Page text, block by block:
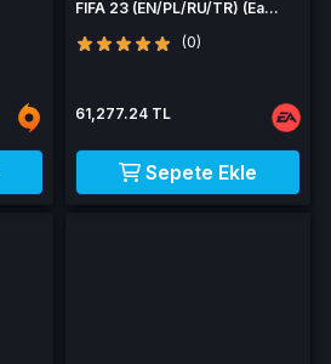
FIFA 23 (EN/PL/RU/TR) (Ea
(0)
61,277.24 TL
Sepete Ekle